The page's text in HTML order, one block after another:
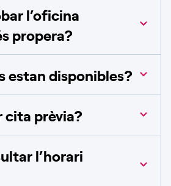
l’oficina
propera?
estan disponibles?
cita prèvia?
l’horari